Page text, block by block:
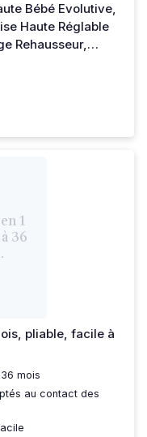
Bébé Evolutive,
Haute Réglable
Rehausseur,
Beyond Graphite
1
36
pliable, facile à
mois
au contact des